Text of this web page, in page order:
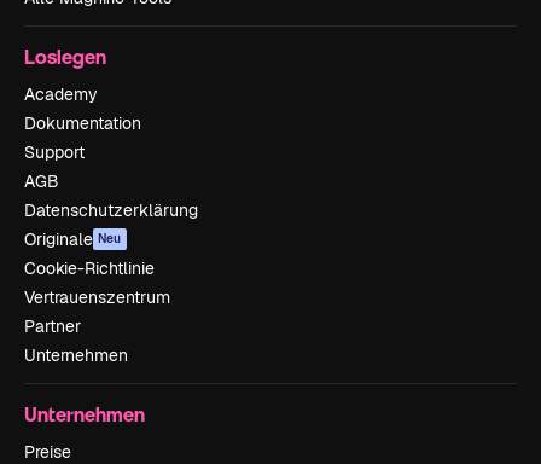
Loslegen
Academy
Dokumentation
Support
AGB
Datenschutzerklärung
Originale Neu
Cookie-Richtlinie
Vertrauenszentrum
Partner
Unternehmen
Unternehmen
Preise